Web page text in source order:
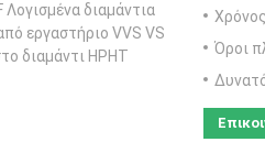
Λογισμένα διαμάντια
εργαστήριο VVS VS
διαμάντι HPHT
Όροι